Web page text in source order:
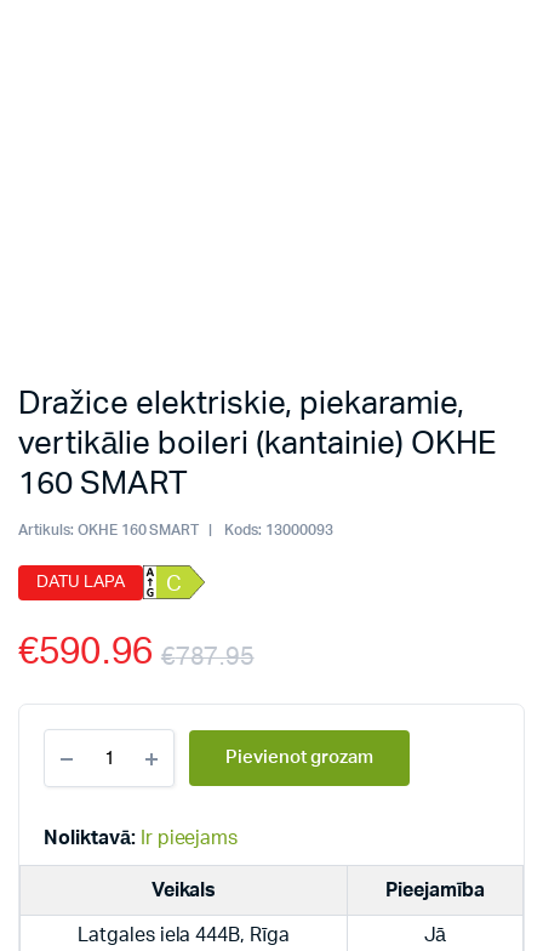
Dražice elektriskie, piekaramie,
vertikālie boileri (kantainie) OKHE
160 SMART
Artikuls: OKHE 160 SMART Kods: 13000093
DATU LAPA C
€787.95
€590.96
elektriskie,
piekaramie,
boileri
SMART
Pievienot grozam
Noliktavā: Ir pieejams
Veikals Pieejamība
Latgales iela 444B, Rīga Jā